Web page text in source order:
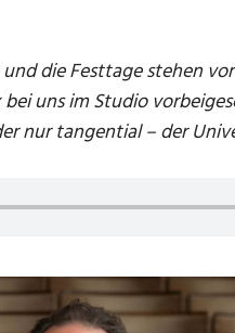
die Festtage stehen
uns im Studio
nur tangential – der